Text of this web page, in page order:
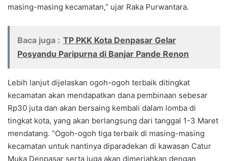
masing-masing kecamatan,” ujar Raka Purwantara.
Baca juga : TP PKK Kota Denpasar Gelar
Posyandu Paripurna di Banjar Pande Renon
Lebih lanjut dijelaskan ogoh-ogoh terbaik ditingkat
kecamatan akan mendapatkan dana pembinaan sebesar
Rp30 juta dan akan bersaing kembali dalam lomba di
tingkat kota, yang akan berlangsung dari tanggal 1-3 Maret
mendatang. “Ogoh-ogoh tiga terbaik di masing-masing
kecamatan untuk nantinya diparadekan di kawasan Catur
Muka Denpasar serta juga akan dimeriahkan dengan